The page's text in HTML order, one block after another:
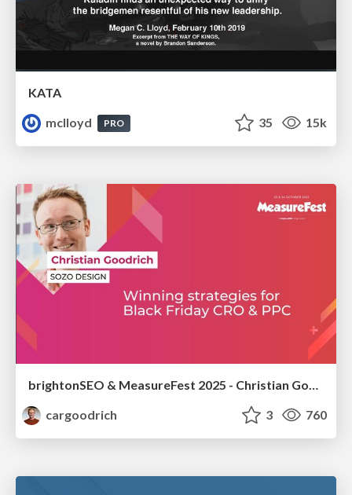
KATA
mclloyd
PRO 35 15k
brightonSEO & MeasureFest 2025 - Christian Goodrich - Winning strategies for Black Friday CRO & PPC
cargoodrich
3 760